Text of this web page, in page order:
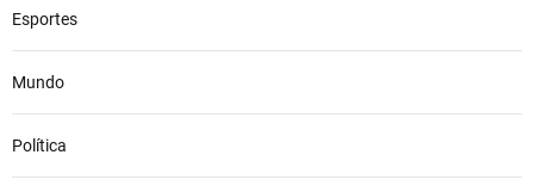
Esportes
Mundo
Política